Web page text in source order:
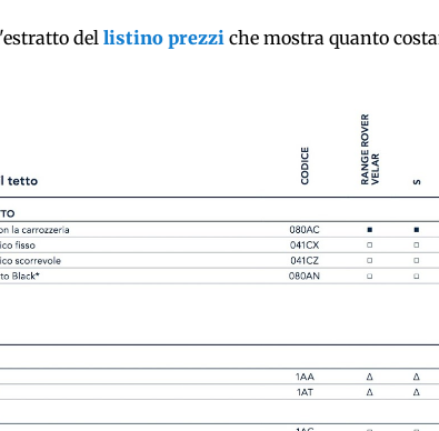
dellistino prezziche mostra quanto